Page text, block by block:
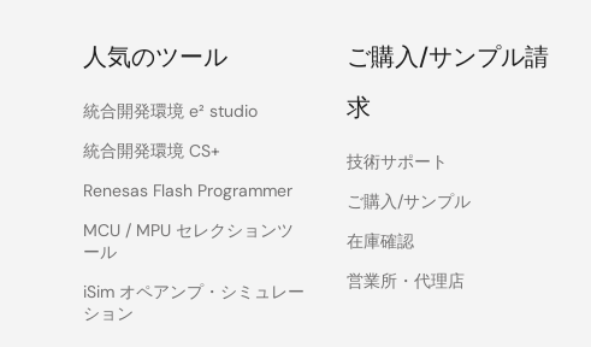
人気のツール
統合開発環境 e² studio
統合開発環境 CS+
Renesas Flash Programmer
MCU / MPU セレクションツ
ール
iSim オペアンプ・シミュレー
ション
ご購入/サンプル請
求
技術サポート
ご購入/サンプル
在庫確認
営業所・代理店